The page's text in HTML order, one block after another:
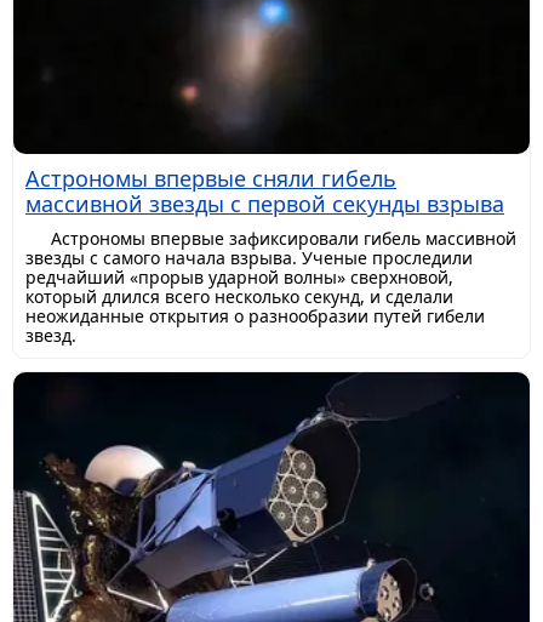
Астрономы впервые сняли гибель
массивной звезды с первой секунды взрыва
Астрономы впервые зафиксировали гибель массивной
звезды с самого начала взрыва. Ученые проследили
редчайший «прорыв ударной волны» сверхновой,
который длился всего несколько секунд, и сделали
неожиданные открытия о разнообразии путей гибели
звезд.